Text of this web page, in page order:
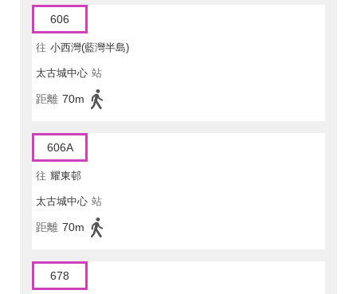
606
往 小西灣(藍灣半島)
太古城中心 站
距離 70m
606A
往 耀東邨
太古城中心 站
距離 70m
678